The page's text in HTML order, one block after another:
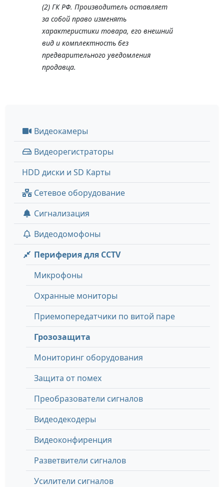
(2) ГК РФ. Производитель оставляет
за собой право изменять
характеристики товара, его внешний
вид и комплектность без
предварительного уведомления
продавца.
Видеокамеры
Видеорегистраторы
HDD диски и SD Карты
Сетевое оборудование
Сигнализация
Видеодомофоны
Периферия для CCTV
Микрофоны
Охранные мониторы
Приемопередатчики по витой паре
Грозозащита
Мониторинг оборудования
Защита от помех
Преобразователи сигналов
Видеодекодеры
Видеоконфиренция
Разветвители сигналов
Усилители сигналов